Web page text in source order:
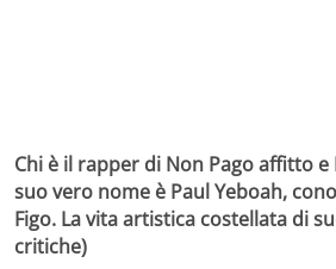
Chi è il rapper di Non Pago affitto e
suo vero nome è Paul Yeboah,
Figo. La vita artistica costellata di
critiche)